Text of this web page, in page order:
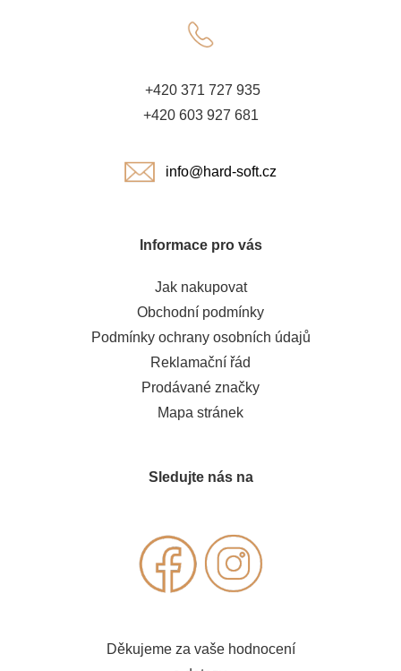
+420 371 727 935
+420 603 927 681
info@hard-soft.cz
Informace pro vás
Jak nakupovat
Obchodní podmínky
Podmínky ochrany osobních údajů
Reklamační řád
Prodávané značky
Mapa stránek
Sledujte nás na
Děkujeme za vaše hodnocení